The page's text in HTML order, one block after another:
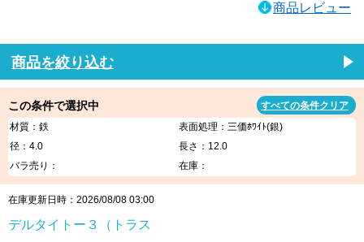
商品レビュー
商品を絞り込む
この条件で選択中
すべての条件クリア
材質：鉄
表面処理：三価ﾎﾜｲﾄ(銀)
径：4.0
長さ：12.0
バラ売り：
在庫：
在庫更新日時：2026/08/08 03:00
デルタイトー３（トラス